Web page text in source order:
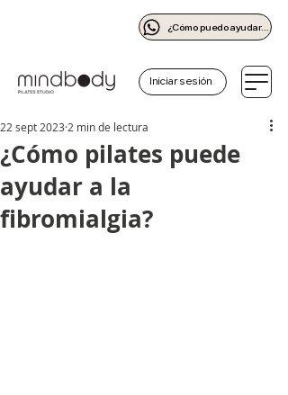
¿Cómo puedo ayudarte?
Iniciar sesión
¿Cómo pilates puede
ayudar a la
fibromialgia?
22 sept 2023 2 min de lectura